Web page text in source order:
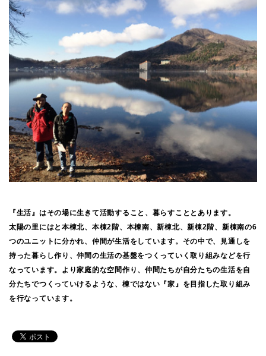
『生活』はその場に生きて活動すること、暮らすこととあります。
太陽の里にはと本棟北、本棟2階、本棟南、新棟北、新棟2階、新棟南の6
つのユニットに分かれ、仲間が生活をしています。その中で、見通しを
持った暮らし作り、仲間の生活の基盤をつくっていく取り組みなどを行
なっています。より家庭的な空間作り、仲間たちが自分たちの生活を自
分たちでつくっていけるような、棟ではない『家』を目指した取り組み
を行なっています。